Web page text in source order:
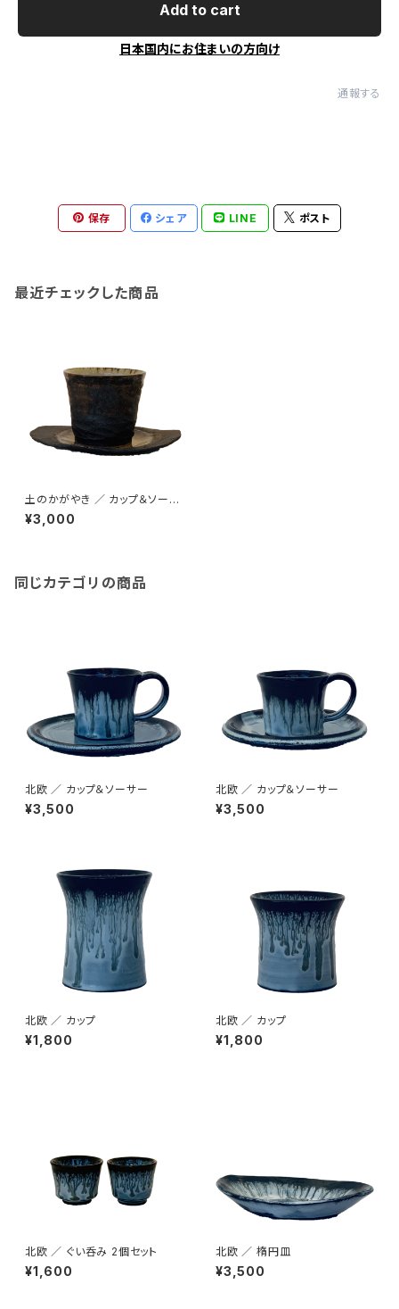
Add to cart
日本国内にお住まいの方向け
通報する
保存 シェア LINE ポスト
最近チェックした商品
土のかがやき ／ カップ＆ソーサ
ー
¥3,000
同じカテゴリの商品
北欧 ／ カップ＆ソーサー
¥3,500
北欧 ／ カップ＆ソーサー
¥3,500
北欧 ／ カップ
¥1,800
北欧 ／ カップ
¥1,800
北欧 ／ ぐい呑み 2個セット
¥1,600
北欧 ／ 楕円皿
¥3,500